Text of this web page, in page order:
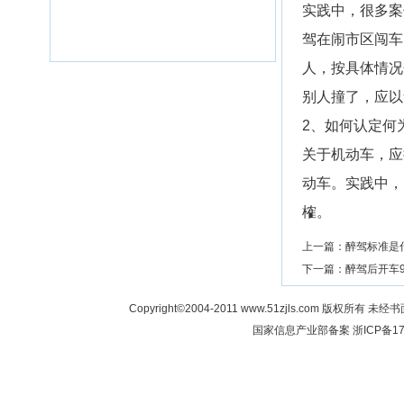
实践中，很多
驾在闹市区闯
人，按具体情
别人撞了，应
2、如何认定何
关于机动车，
动车。实践中
榷。
上一篇： 醉驾标准是
下一篇： 醉驾后开车
Copyright©2004-2011 www.51zjls.com 版权所有 未经
国家信息产业部备案 浙ICP备